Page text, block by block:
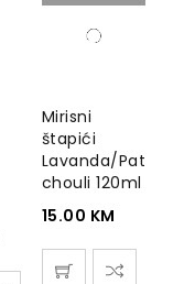
Mirisni
štapići
Lavanda/Pat
chouli 120ml
15.00 KM